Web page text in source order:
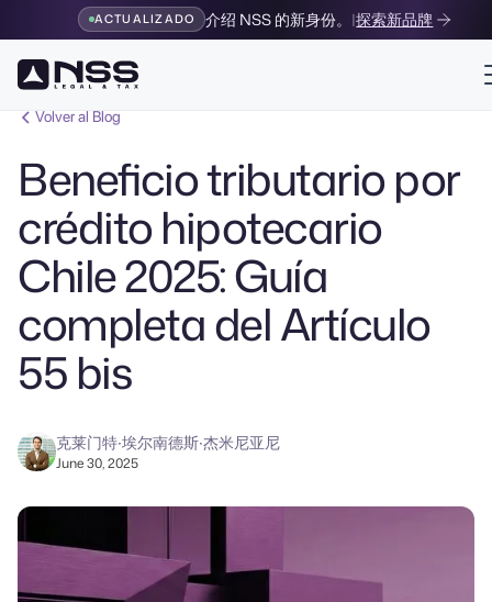
ACTUALIZADO 介绍 NSS 的新身份。 |探索新品牌
Volver al Blog
Beneficio tributario por
crédito hipotecario
Chile 2025: Guía
completa del Artículo
55 bis
克莱门特·埃尔南德斯·杰米尼亚尼
June 30, 2025